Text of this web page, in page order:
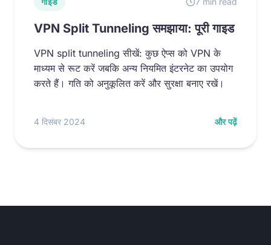
VPN Split Tunneling समझाया: पूरी गाइड
VPN split tunneling सीखें: कुछ ऐप्स को VPN के
माध्यम से रूट करें जबकि अन्य नियमित इंटरनेट का उपयोग
करते हैं। गति को अनुकूलित करें और सुरक्षा बनाए रखें।
4 दिसंबर 2024 और पढ़ें